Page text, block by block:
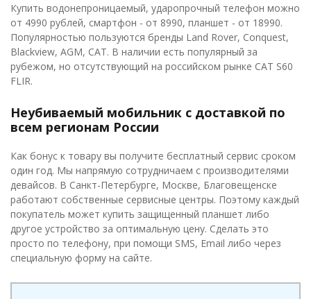
Купить водонепроницаемый, ударопрочный телефон можно
от 4990 рублей, смартфон - от 8990, планшет - от 18990.
Популярностью пользуются бренды Land Rover, Conquest,
Blackview, AGM, CAT. В наличии есть популярный за
рубежом, но отсутствующий на российском рынке CAT S60
FLIR.
Неубиваемый мобильник с доставкой по
всем регионам России
Как бонус к товару вы получите бесплатный сервис сроком
один год. Мы напрямую сотрудничаем с производителями
девайсов. В Санкт-Петербурге, Москве, Благовещенске
работают собственные сервисные центры. Поэтому каждый
покупатель может купить защищенный планшет либо
другое устройство за оптимальную цену. Сделать это
просто по телефону, при помощи SMS, Email либо через
специальную форму на сайте.